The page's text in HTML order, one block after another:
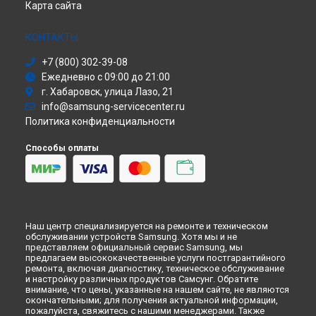
Ремонт телевизора UE-46D5700 Samsung в
Ремонт телевизора UE-46D5700 Samsung в
Холодильник
Моноблок
Атс
Смарт-часы
Варочная панель
Посудомоечная машина
Морозильная камера
Кондиционер
Духовой шкаф
Вытяжка
Карта сайта
КОНТАКТЫ
+7 (800) 302-39-08
Ежедневно с 09:00 до 21:00
г. Хабаровск, улица Лазо, 21
info@samsung-servicecenter.ru
Политика конфиденциальности
Способы оплаты
Наш центр специализируется на ремонте и техническом
обслуживании устройств Samsung. Хотя мы и не
представляем официальный сервис Samsung, мы
предлагаем высококачественные услуги постгарантийного
ремонта, включая диагностику, техническое обслуживание
и настройку различных продуктов Самсунг. Обратите
внимание, что цены, указанные на нашем сайте, не являются
окончательными; для получения актуальной информации,
пожалуйста, свяжитесь с нашими менеджерами. Также